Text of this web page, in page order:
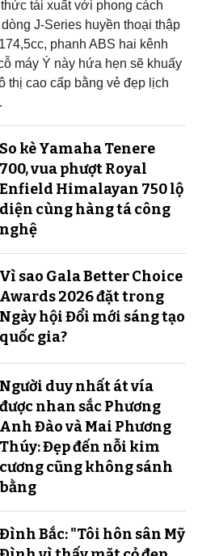
tái xuất với phong cách
J-Series huyền thoại thập
phanh ABS hai kênh
máy Ý này hứa hẹn sẽ khuấy
thị cao cấp bằng vẻ đẹp lịch
So kè Yamaha Tenere
700, vua phượt Royal
Enfield Himalayan 750 lộ
diện cùng hàng tá công
nghệ
Vì sao Gala Better Choice
Awards 2026 đặt trong
Ngày hội Đổi mới sáng tạo
quốc gia?
Người duy nhất át vía
được nhan sắc Phương
Anh Đào và Mai Phương
Thúy: Đẹp đến nỗi kim
cương cũng không sánh
bằng
Đình Bắc: "Tôi hôn sân Mỹ